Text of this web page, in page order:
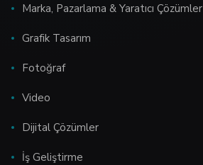
Marka, Pazarlama & Yaratıcı Çözümler
Grafik Tasarım
Fotoğraf
Video
Dijital Çözümler
İş Geliştirme